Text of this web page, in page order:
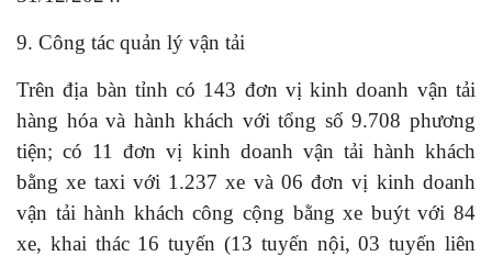
9. Công tác quản lý vận tải
Trên địa bàn tỉnh có 143 đơn vị kinh doanh vận tải
hàng hóa và hành khách với tổng số 9.708 phương
tiện; có 11 đơn vị kinh doanh vận tải hành khách
bằng xe taxi với 1.237 xe và 06 đơn vị kinh doanh
vận tải hành khách công cộng bằng xe buýt với 84
xe, khai thác 16 tuyến (13 tuyến nội, 03 tuyến liên